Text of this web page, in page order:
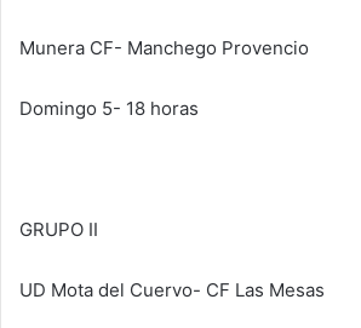
Munera CF- Manchego Provencio
Domingo 5- 18 horas
GRUPO II
UD Mota del Cuervo- CF Las Mesas